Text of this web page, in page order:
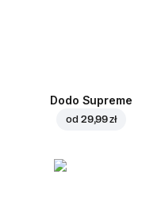
Dodo Supreme
od 29,99 zł